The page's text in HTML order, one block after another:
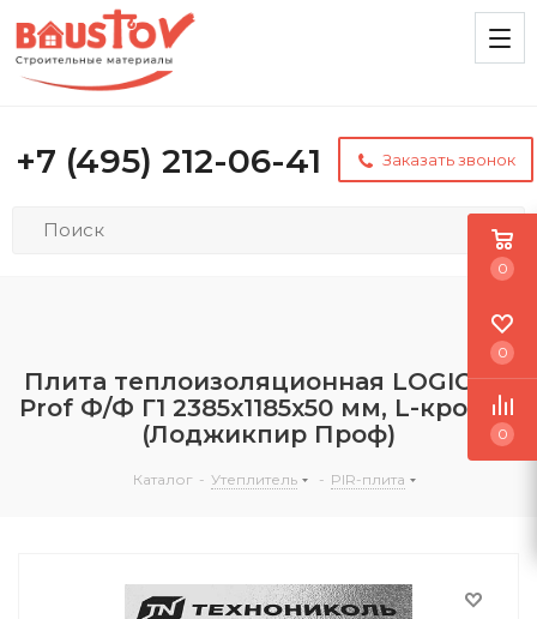
+7 (495) 212-06-41 Заказать звонок
Плита теплоизоляционная LOGICPIR
Prof Ф/Ф Г1 2385х1185х50 мм, L-кромка
(Лоджикпир Проф)
Каталог - Утеплитель - PIR-плита
0
0
0